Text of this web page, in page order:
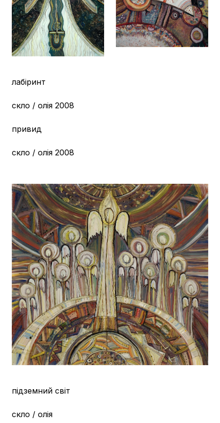
лабіринт
скло / олія 2008
привид
скло / олія 2008
підземний світ
скло / олія